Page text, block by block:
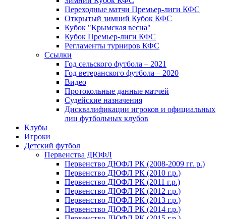
Переходные матчи Премьер-лиги КФС
Открытый зимний Кубок КФС
Кубок "Крымская весна"
Кубок Премьер-лиги КФС
Регламенты турниров КФС
Ссылки
Год сельского футбола – 2021
Год ветеранского футбола – 2020
Видео
Протокольные данные матчей
Судейские назначения
Дисквалификации игроков и официальных
лиц футбольных клубов
Клубы
Игроки
Детский футбол
Первенства ДЮФЛ
Первенство ДЮФЛ РК (2008-2009 гг. р.)
Первенство ДЮФЛ РК (2010 г.р.)
Первенство ДЮФЛ РК (2011 г.р.)
Первенство ДЮФЛ РК (2012 г.р.)
Первенство ДЮФЛ РК (2013 г.р.)
Первенство ДЮФЛ РК (2014 г.р.)